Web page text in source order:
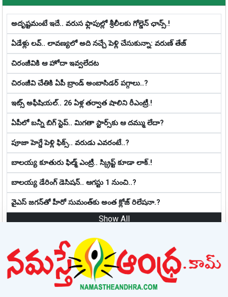
అదృష్టమంటే ఇదే.. వ‌రుస ఫ్లాపుల్లో శ్రీ‌లీల‌కు గోల్డెన్ ఛాన్స్‌.!
ఏడేళ్లు ల‌వ్‌.. లావ‌ణ్య‌లో అది న‌చ్చే పెళ్లి చేసుకున్నా: వ‌రుణ్ తేజ్‌
చిరంజీవికి ఆ హోదా ఇవ్వలేదట
చిరంజీవి చేతికి ఏపీ బ్రాండ్ అంబాసిడర్ పగ్గాలు..?
ఇట్స్ అఫీషియ‌ల్‌.. 26 ఏళ్ల తర్వాత షాలిని రీఎంట్రీ.!
ఏపీలో బ‌న్నీ బిగ్ స్టెప్‌.. మిగ‌తా స్టార్స్‌కు ఆ ద‌మ్ము లేదా?
పూజా హెగ్డే పెళ్లి ఫిక్స్.. వరుడు ఎవరంటే..?
బాల‌య్య కూతురు ఫిల్మ్ ఎంట్రీ.. స్క్రిప్ట్ కూడా లాక్.!
బాల‌య్య డేరింగ్ డెసిష‌న్‌.. ఆగ‌స్టు 1 నుంచి..?
వైఎస్ జగన్‌తో హీరో సుమంత్‌కు అంత క్లోజ్ రిలేషనా.?
Show All